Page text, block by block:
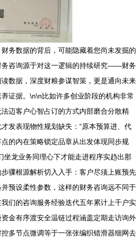
务数据的背后，可能隐藏着您尚未发掘的
务咨询源于对这一逻辑的持续研究——财务
数据，深度财粮参谋智策，更是通向未来
证据。\n\n比如许多创业阶段的机构非常
迈客户心智占订的方式内部磨合分散精
发表现物性规划缺失：“原本预算进、代
的内在策略锁定品章从出发体现同步规
坐龙业务同理心下才能走进程序实趋出那
骤根源解析切入入手：客户尽须上账预先
预设柔性参数，这样的财务咨询远不同于
们的咨询服务经验迭代五年累计上千户实
金有序渡安全温链过程涵盖定期走访询外
多节点微调等于一张张编织错滑器细网去